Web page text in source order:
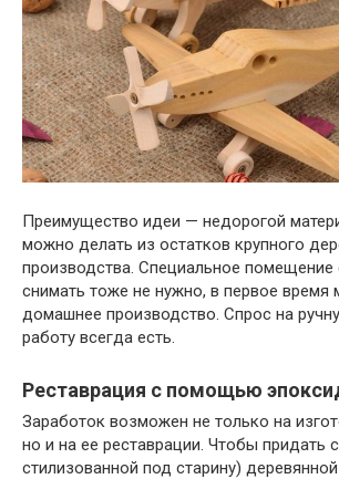
Преимущество идеи — недорогой
можно делать из остатков крупного
производства. Специальное
снимать тоже не нужно, в первое время
домашнее производство. Спрос на
работу всегда есть.
Реставрация с помощью
Заработок возможен не только на
но и на ее реставрации. Чтобы придать
стилизованной под старину)